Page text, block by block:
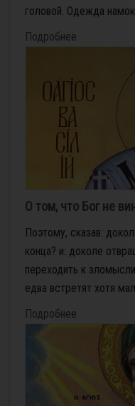
головой. Одежда
Подробнее
О том, что Бог не
Поэтому, сказав:
конца? и: доколе
переходить к
едва встретят хотя
Подробнее